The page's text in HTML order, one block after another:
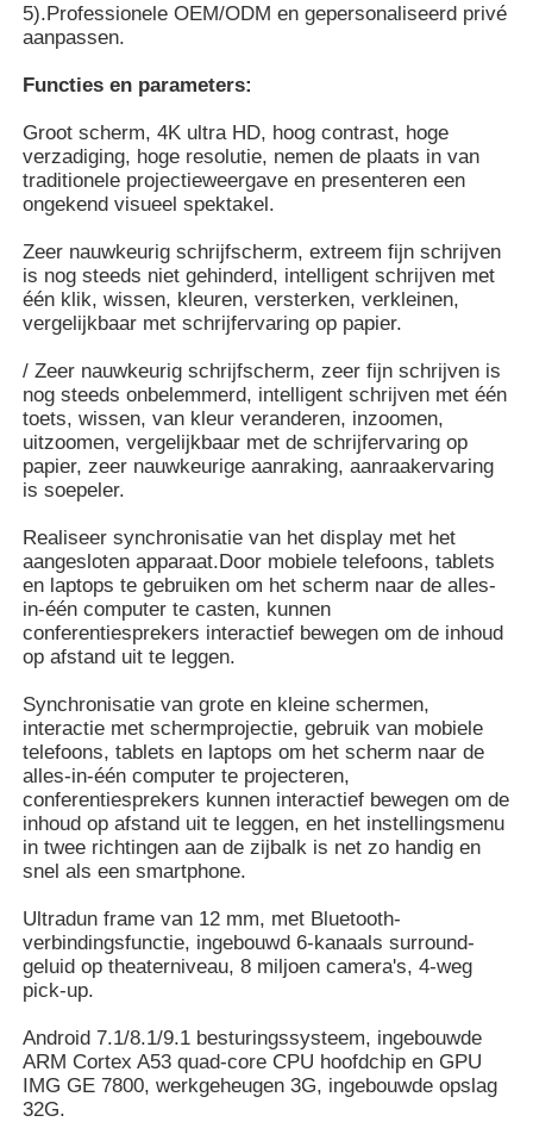
Videos
Over ons
Fabrieksreis
Kwaliteitscontrole
Vraag een offerte aan
Interactief Digitaal Bord
Onderwijs Interactieve Whiteboard
Slim Nano Bord
Vergaderzaal Interactieve Vertoning
Digitale Interactieve Slimme Raad
Verticale Digitale Signage
Vloer die Interactieve Kiosk bevinden zich
interactief vlak paneel
Horizontale Touch screenkiosk
5).Professionele OEM/ODM en gepersonaliseerd privé
aanpassen.
Functies en parameters:
Groot scherm, 4K ultra HD, hoog contrast, hoge
verzadiging, hoge resolutie, nemen de plaats in van
traditionele projectieweergave en presenteren een
ongekend visueel spektakel.
Zeer nauwkeurig schrijfscherm, extreem fijn schrijven
is nog steeds niet gehinderd, intelligent schrijven met
één klik, wissen, kleuren, versterken, verkleinen,
vergelijkbaar met schrijfervaring op papier.
/ Zeer nauwkeurig schrijfscherm, zeer fijn schrijven is
nog steeds onbelemmerd, intelligent schrijven met één
toets, wissen, van kleur veranderen, inzoomen,
uitzoomen, vergelijkbaar met de schrijfervaring op
papier, zeer nauwkeurige aanraking, aanraakervaring
is soepeler.
Realiseer synchronisatie van het display met het
aangesloten apparaat.Door mobiele telefoons, tablets
en laptops te gebruiken om het scherm naar de alles-
in-één computer te casten, kunnen
conferentiesprekers interactief bewegen om de inhoud
op afstand uit te leggen.
Synchronisatie van grote en kleine schermen,
interactie met schermprojectie, gebruik van mobiele
telefoons, tablets en laptops om het scherm naar de
alles-in-één computer te projecteren,
conferentiesprekers kunnen interactief bewegen om de
inhoud op afstand uit te leggen, en het instellingsmenu
in twee richtingen aan de zijbalk is net zo handig en
snel als een smartphone.
Ultradun frame van 12 mm, met Bluetooth-
verbindingsfunctie, ingebouwd 6-kanaals surround-
geluid op theaterniveau, 8 miljoen camera's, 4-weg
pick-up.
Android 7.1/8.1/9.1 besturingssysteem, ingebouwde
ARM Cortex A53 quad-core CPU hoofdchip en GPU
IMG GE 7800, werkgeheugen 3G, ingebouwde opslag
32G.